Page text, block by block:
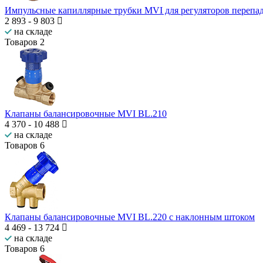
Импульсные капиллярные трубки MVI для регуляторов
2 893 - 9 803
на складе
Товаров 2
Клапаны балансировочные MVI BL.210
4 370 - 10 488
на складе
Товаров 6
Клапаны балансировочные MVI BL.220 с наклонным штоком
4 469 - 13 724
на складе
Товаров 6